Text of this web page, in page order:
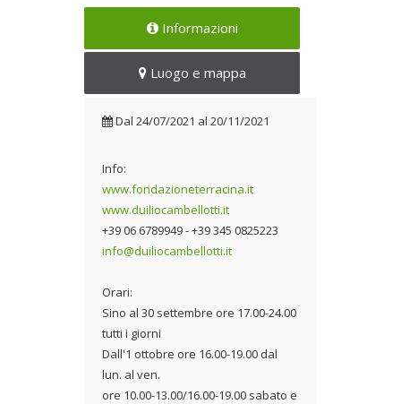
Informazioni
Luogo e mappa
Dal 24/07/2021 al 20/11/2021
Info:
www.fondazioneterracina.it
www.duiliocambellotti.it
+39 06 6789949 - +39 345 0825223
info@duiliocambellotti.it
Orari:
Sino al 30 settembre ore 17.00-24.00
tutti i giorni
Dall'1 ottobre ore 16.00-19.00 dal
lun. al ven.
ore 10.00-13.00/16.00-19.00 sabato e